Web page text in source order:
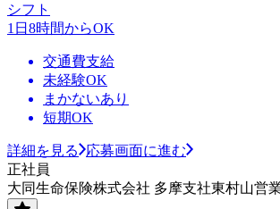
シフト
1日8時間からOK
交通費支給
未経験OK
まかないあり
短期OK
詳細を見る
応募画面に進む
正社員
大同生命保険株式会社 多摩支社東村山営